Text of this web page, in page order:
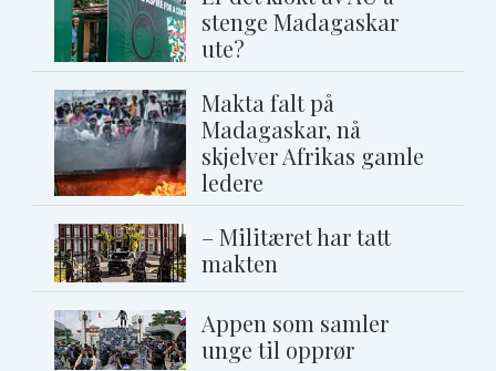
stenge Madagaskar
ute?
Makta falt på
Madagaskar, nå
skjelver Afrikas gamle
ledere
– Militæret har tatt
makten
Appen som samler
unge til opprør